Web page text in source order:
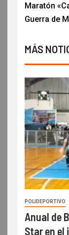
Maratón
Guerra de
MÁS
POLIDEPORTIVO
Anual de
Star en